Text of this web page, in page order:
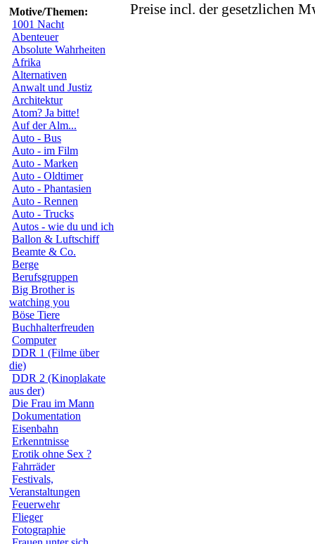
Motive/Themen:
1001 Nacht
Abenteuer
Absolute Wahrheiten
Afrika
Alternativen
Anwalt und Justiz
Architektur
Atom? Ja bitte!
Auf der Alm...
Auto - Bus
Auto - im Film
Auto - Marken
Auto - Oldtimer
Auto - Phantasien
Auto - Rennen
Auto - Trucks
Autos - wie du und ich
Ballon & Luftschiff
Beamte & Co.
Berge
Berufsgruppen
Big Brother is
watching you
Böse Tiere
Buchhalterfreuden
Computer
DDR 1 (Filme über
die)
DDR 2 (Kinoplakate
aus der)
Die Frau im Mann
Dokumentation
Eisenbahn
Erkenntnisse
Erotik ohne Sex ?
Fahrräder
Festivals,
Veranstaltungen
Feuerwehr
Flieger
Fotographie
Preise incl. der gesetzlichen